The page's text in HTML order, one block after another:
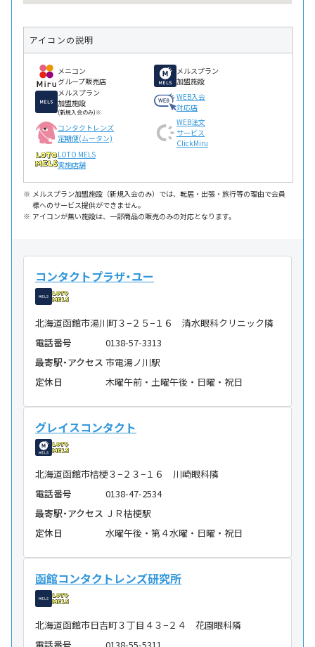
アイコンの説明
メニコン
グループ販売店
メルスプラン
加盟施設
メルスプラン
加盟施設
(新規入会のみ)※
WEB入会
対応店
コンタクトレンズ
定期便(ムータン)
WEB注文
サービス
ClickMiru
LOTO MELS
実施店舗
メルスプラン加盟施設（新規入会のみ）では、転居・出張・旅行等の理由で会員
様へのサービス提供ができません。
アイコンが無い施設は、一部商品の販売のみの対応となります。
コンタクトプラザ・ユー
北海道函館市湯川町３−２５−１６ 清水眼科クリニック隣
電話番号
0138-57-3313
最寄駅・アクセス 市電湯ノ川駅
定休日
木曜午前・土曜午後・日曜・祝日
グレイスコンタクト
北海道函館市桔梗３−２３−１６ 川崎眼科隣
電話番号
0138-47-2534
最寄駅・アクセス ＪＲ桔梗駅
定休日
水曜午後・第４水曜・日曜・祝日
函館コンタクトレンズ研究所
北海道函館市日吉町３丁目４３−２４ 花園眼科隣